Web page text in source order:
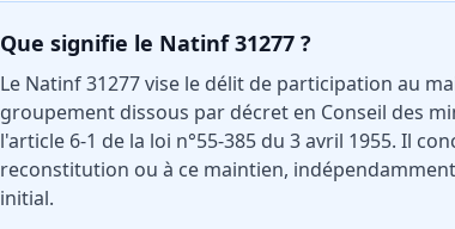
Que signifie le Natinf 31277 ?
Le Natinf 31277 vise le délit de participation au
groupement dissous par décret en Conseil des
l'article 6-1 de la loi n°55-385 du 3 avril 1955. Il
reconstitution ou à ce maintien,
initial.